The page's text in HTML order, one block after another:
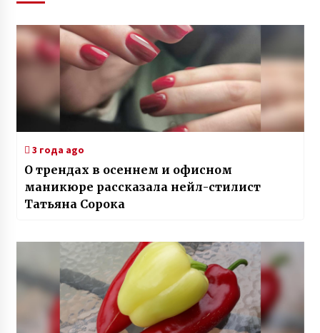
3 года ago
О трендах в осеннем и офисном
маникюре рассказала нейл-стилист
Татьяна Сорока